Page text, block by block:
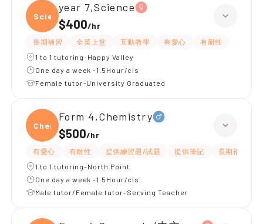
Scien
year 7,Science
$400/hr
長期補習 全英上堂 互動教學 有愛心
有耐性
1 to 1 tutoring-Happy Valley
One day a week -1.5Hour/cls
Female tutor-University Graduated
Chemi
Form 4,Chemistry
$500/hr
有愛心 有耐性 提供練習題/試題 提供筆記
長期補習
1 to 1 tutoring-North Point
One day a week -1.5Hour/cls
Male tutor/Female tutor-Serving Teacher